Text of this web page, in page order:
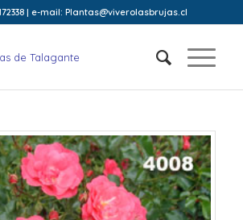
| e-mail: Plantas@viverolasbrujas.cl